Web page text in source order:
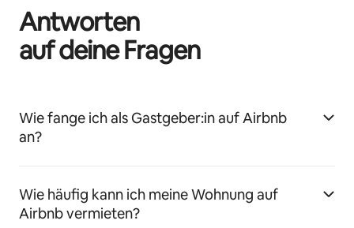
Antworten
auf deine Fragen
Wie fange ich als Gastgeber:in auf Airbnb
an?
Wie häufig kann ich meine Wohnung auf
Airbnb vermieten?